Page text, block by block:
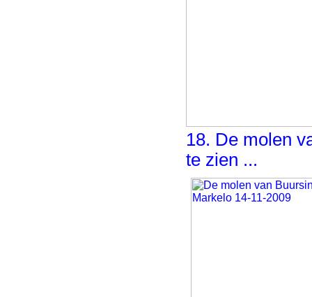
18. De molen
te zien ...